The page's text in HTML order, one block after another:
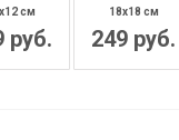
см
руб.
18x18 см
249 руб.